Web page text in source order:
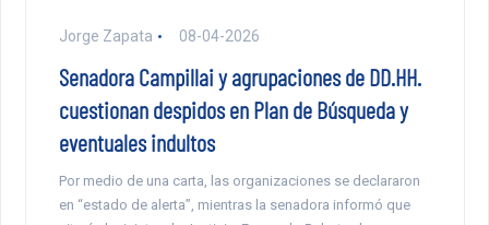
Jorge Zapata 08-04-2026
Senadora Campillai y agrupaciones de DD.HH.
cuestionan despidos en Plan de Búsqueda y
eventuales indultos
Por medio de una carta, las organizaciones se declararon
en “estado de alerta”, mientras la senadora informó que